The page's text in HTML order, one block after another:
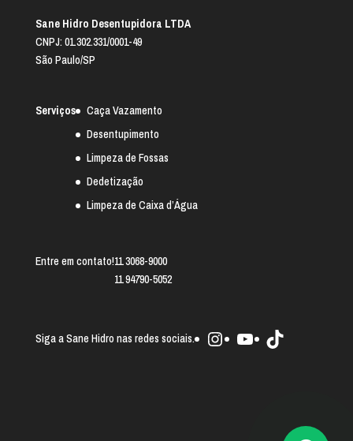
Sane Hidro Desentupidora LTDA
CNPJ: 01.302.331/0001-49
São Paulo/SP
Serviços
Caça Vazamento
Desentupimento
Limpeza de Fossas
Dedetização
Limpeza de Caixa d’Água
Entre em contato!11 3068-9000
11 94790-5052
Siga a Sane Hidro nas redes sociais. Instagram
YoutubeTikTok